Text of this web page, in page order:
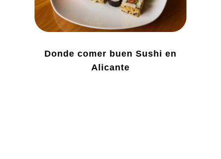
Donde comer buen Sushi en
Alicante